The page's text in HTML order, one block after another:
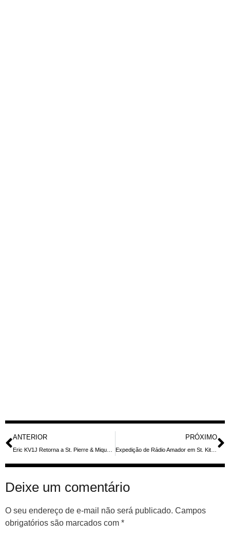
ANTERIOR PRÓXIMO
Expedição de Rádio Amador em St. Kitts: V4/K0YA e V4/W5RCX Ativos em Fevereiro e Março de 2026
Deixe um comentário
O seu endereço de e-mail não será publicado. Campos
obrigatórios são marcados com *